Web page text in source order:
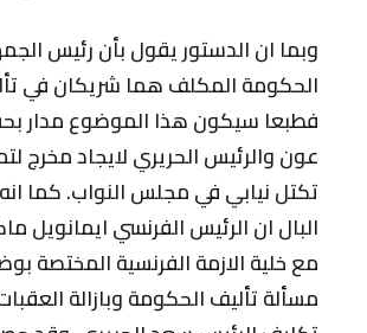
وبما ان الدستور يقول بأن رئيس
الحكومة المكلف هما شريكان في
فطبعا سيكون هذا الموضوع مدار
عون والرئيس الحريري لايجاد مخرج
تكتل نيابي في مجلس النواب. كما
البال ان الرئيس الفرنسي ايمانويل
مع خلية الازمة الفرنسية المختصة
مسألة تأليف الحكومة وبازالة